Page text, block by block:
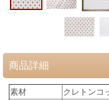
商品詳細
素材 クレトンコ